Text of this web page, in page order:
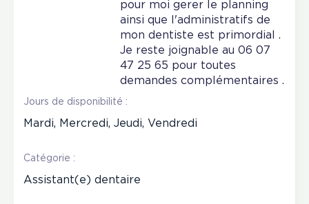
pour moi gerer le planning
ainsi que l'administratifs de
mon dentiste est primordial .
Je reste joignable au 06 07
47 25 65 pour toutes
demandes complémentaires .
Jours de disponibilité :
Mardi, Mercredi, Jeudi, Vendredi
Catégorie :
Assistant(e) dentaire